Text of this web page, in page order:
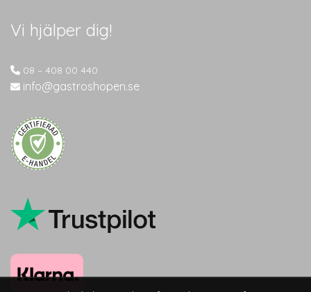
Vi hjälper dig!
08 – 408 00 440
info@gastroshopen.se